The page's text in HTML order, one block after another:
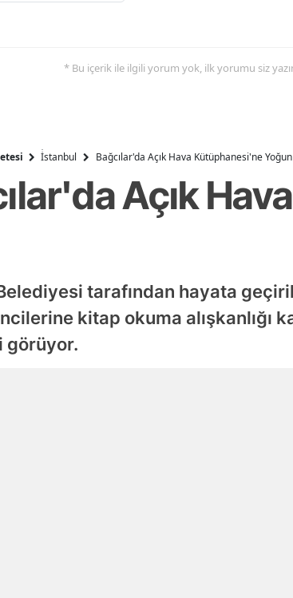
* Bu içerik ile ilgili yorum yok, ilk yorumu siz
İ̇stanbul Bağcılar'da Açık Hava Kütüphanesi'ne
Açık
tarafından hayata
kitap okuma alışkanlığı
görüyor.